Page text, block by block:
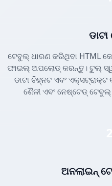
ଡାଟା
ଟେବୁଲ୍ ଧାରଣ କରିଥିବା HTML
ଫାଇଲ୍ ଅପଲୋଡ୍ କରନ୍ତୁ। ଟୁଲ୍
ଡାଟା ଚିହ୍ନଟ ଏବଂ
ଶୈଳୀ ଏବଂ ନେଷ୍ଟେଡ୍
ଅନଲାଇନ୍